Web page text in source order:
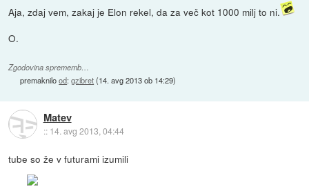
Aja, zdaj vem, zakaj je Elon rekel, da za več kot 1000 milj to ni.
O.
Zgodovina sprememb…
premaknilood:gzibret(14. avg 2013 ob 14:29)
Matev
:: 14. avg 2013, 04:44
tube so že v futurami izumili